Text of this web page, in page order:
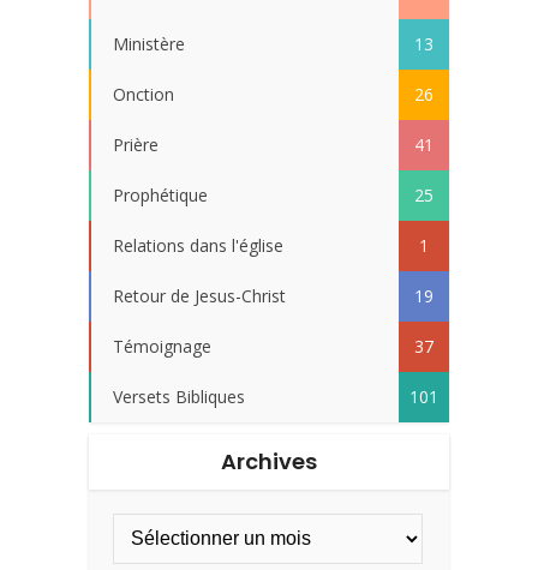
Ministère 13
Onction 26
Prière 41
Prophétique 25
Relations dans l'église 1
Retour de Jesus-Christ 19
Témoignage 37
Versets Bibliques 101
Archives